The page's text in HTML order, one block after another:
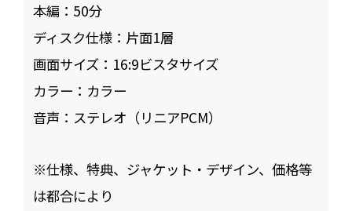
本編： 50
ディスク仕様： 片面1層
画面サイズ： 16:9ビスタサイズ
カラー： カラー
音声： ステレオ（リニアPCM）
※仕様、特典、ジャケット・デザイン、価格等
は都合により